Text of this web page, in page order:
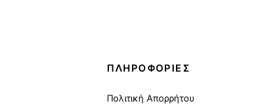
ΠΛΗΡΟΦΟΡΙΕΣ
Πολιτική Απορρήτου